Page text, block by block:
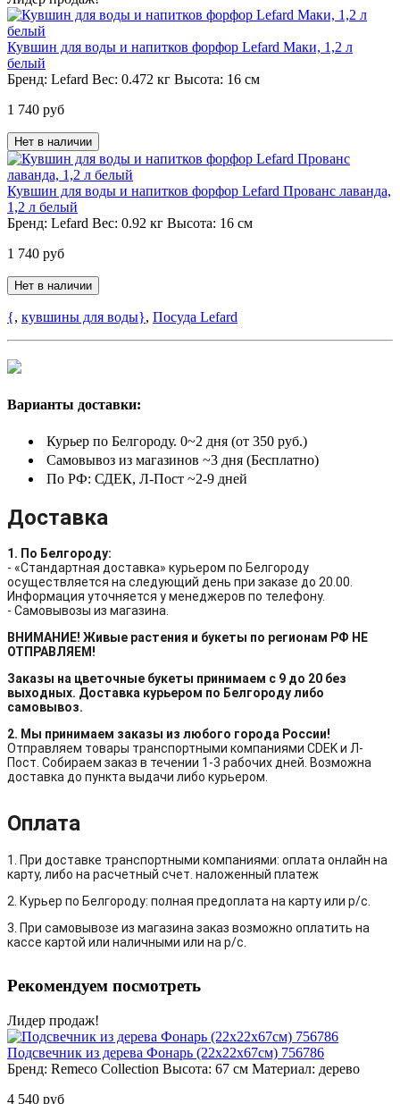
Кувшин для воды и напитков форфор Lefard Маки, 1,2 л
белый
Бренд: Lefard Вес: 0.472 кг Высота: 16 см
1 740 руб
Нет в наличии
Кувшин для воды и напитков форфор Lefard Прованс лаванда,
1,2 л белый
Бренд: Lefard Вес: 0.92 кг Высота: 16 см
1 740 руб
Нет в наличии
{, кувшины для воды}, Посуда Lefard
Варианты доставки:
Курьер по Белгороду. 0~2 дня (от 350 руб.)
Самовывоз из магазинов ~3 дня (Бесплатно)
По РФ: СДЕК, Л-Пост ~2-9 дней
Доставка
1. По Белгороду:
- «Стандартная доставка» курьером по Белгороду
осуществляется на следующий день при заказе до 20.00.
Информация уточняется у менеджеров по телефону.
- Самовывозы из магазина.
ВНИМАНИЕ! Живые растения и букеты по регионам РФ НЕ
ОТПРАВЛЯЕМ!
Заказы на цветочные букеты принимаем с 9 до 20 без
выходных. Доставка курьером по Белгороду либо
самовывоз.
2. Мы принимаем заказы из любого города России!
Отправляем товары транспортными компаниями CDEK и Л-
Пост. Собираем заказ в течении 1-3 рабочих дней. Возможна
доставка до пункта выдачи либо курьером.
Оплата
1. При доставке транспортными компаниями: оплата онлайн на
карту, либо на расчетный счет. наложенный платеж
2. Курьер по Белгороду: полная предоплата на карту или р/с.
3. При самовывозе из магазина заказ возможно оплатить на
кассе картой или наличными или на р/с.
Рекомендуем посмотреть
Лидер продаж!
Подсвечник из дерева Фонарь (22х22х67см) 756786
Бренд: Remeco Collection Высота: 67 см Материал: дерево
4 540 руб